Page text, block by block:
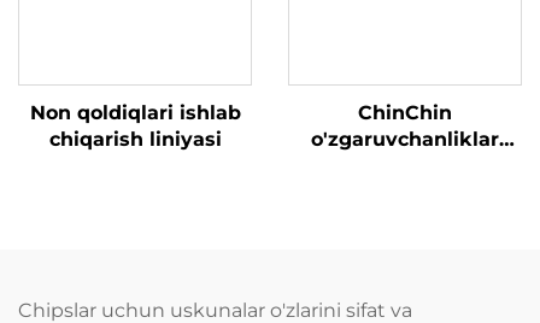
Non qoldiqlari ishlab
chiqarish liniyasi
ChinChin
o'zgaruvchanliklar
Chipslar uchun uskunalar o'zlarini sifat va